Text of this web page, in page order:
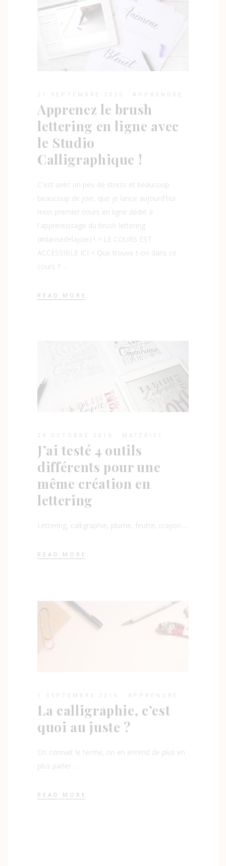
21 SEPTEMBRE 2020 APPRENDRE
Apprenez le brush
lettering en ligne avec
le Studio
Calligraphique !
C'est avec un peu de stress et beaucoup
beaucoup de joie, que je lance aujourd'hui
mon premier cours en ligne dédié à
l'apprentissage du brush lettering
(#dansedelajoie) ! > LE COURS EST
ACCESSIBLE ICI < Que trouve t-on dans ce
cours ?
READ MORE
28 OCTOBRE 2019 MATÉRIEL
J’ai testé 4 outils
différents pour une
même création en
lettering
Lettering, calligraphie, plume, feutre, crayon
READ MORE
1 SEPTEMBRE 2016 APPRENDRE
La calligraphie, c’est
quoi au juste ?
On connait le terme, on en entend de plus en
plus parler
READ MORE